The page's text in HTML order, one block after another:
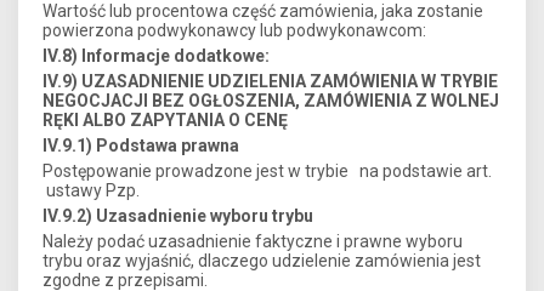
Wartość lub procentowa część zamówienia, jaka zostanie
powierzona podwykonawcy lub podwykonawcom:
IV.8) Informacje dodatkowe:
IV.9) UZASADNIENIE UDZIELENIA ZAMÓWIENIA W TRYBIE
NEGOCJACJI BEZ OGŁOSZENIA, ZAMÓWIENIA Z WOLNEJ
RĘKI ALBO ZAPYTANIA O CENĘ
IV.9.1) Podstawa prawna
Postępowanie prowadzone jest w trybie na podstawie art.
ustawy Pzp.
IV.9.2) Uzasadnienie wyboru trybu
Należy podać uzasadnienie faktyczne i prawne wyboru
trybu oraz wyjaśnić, dlaczego udzielenie zamówienia jest
zgodne z przepisami.